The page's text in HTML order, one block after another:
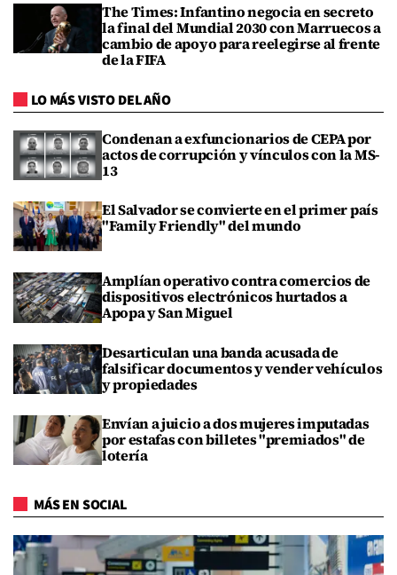
The Times: Infantino negocia en secreto
la final del Mundial 2030 con Marruecos a
cambio de apoyo para reelegirse al frente
de la FIFA
LO MÁS VISTO DEL AÑO
Condenan a exfuncionarios de CEPA por
actos de corrupción y vínculos con la MS-
13
El Salvador se convierte en el primer país
"Family Friendly" del mundo
Amplían operativo contra comercios de
dispositivos electrónicos hurtados a
Apopa y San Miguel
Desarticulan una banda acusada de
falsificar documentos y vender vehículos
y propiedades
Envían a juicio a dos mujeres imputadas
por estafas con billetes "premiados" de
lotería
MÁS EN SOCIAL